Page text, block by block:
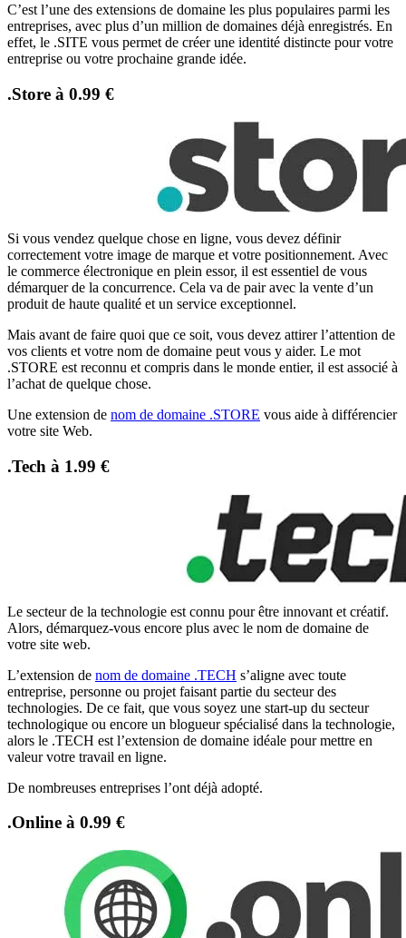
C’est l’une des extensions de domaine les plus populaires parmi les
entreprises, avec plus d’un million de domaines déjà enregistrés. En
effet, le .SITE vous permet de créer une identité distincte pour votre
entreprise ou votre prochaine grande idée.
.Store à 0.99 €
Si vous vendez quelque chose en ligne, vous devez définir
correctement votre image de marque et votre positionnement. Avec
le commerce électronique en plein essor, il est essentiel de vous
démarquer de la concurrence. Cela va de pair avec la vente d’un
produit de haute qualité et un service exceptionnel.
Mais avant de faire quoi que ce soit, vous devez attirer l’attention de
vos clients et votre nom de domaine peut vous y aider. Le mot
.STORE est reconnu et compris dans le monde entier, il est associé à
l’achat de quelque chose.
Une extension de nom de domaine .STORE vous aide à différencier
votre site Web.
.Tech à 1.99 €
Le secteur de la technologie est connu pour être innovant et créatif.
Alors, démarquez-vous encore plus avec le nom de domaine de
votre site web.
L’extension de nom de domaine .TECH s’aligne avec toute
entreprise, personne ou projet faisant partie du secteur des
technologies. De ce fait, que vous soyez une start-up du secteur
technologique ou encore un blogueur spécialisé dans la technologie,
alors le .TECH est l’extension de domaine idéale pour mettre en
valeur votre travail en ligne.
De nombreuses entreprises l’ont déjà adopté.
.Online à 0.99 €